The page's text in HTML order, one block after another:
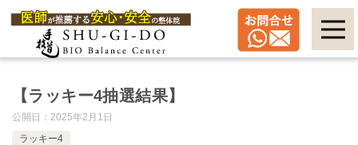
【ラッキー4抽選結果】
公開日： 2025年2月1日
ラッキー4